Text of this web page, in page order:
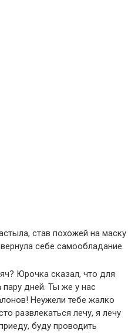
став похожей на маску
себе самообладание.
Юрочка сказал, что для
пару дней. Ты же у нас
Неужели тебе жалко
развлекаться лечу, я лечу
буду проводить